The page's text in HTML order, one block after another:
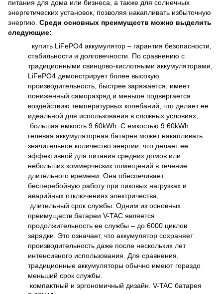
питания для дома или бизнеса, а также для солнечных
энергетических установок, позволяя накапливать избыточную
энергию. Среди основных преимуществ можно выделить
следующие:
купить LiFePO4 аккумулятор – гарантия безопасности,
стабильности и долговечности. По сравнению с
традиционными свинцово-кислотными аккумуляторами,
LiFePO4 демонстрирует более высокую
производительность, быстрее заряжается, имеет
пониженный саморазряд и меньше подвергается
воздействию температурных колебаний, что делает ее
идеальной для использования в сложных условиях;
большая емкость 9.60kWh. С емкостью 9.60kWh
гелевая аккумуляторная батарея может накапливать
значительное количество энергии, что делает ее
эффективной для питания средних домов или
небольших коммерческих помещений в течение
длительного времени. Она обеспечивает
бесперебойную работу при пиковых нагрузках и
аварийных отключениях электричества;
длительный срок службы. Одним из основных
преимуществ батареи V-TAC является
продолжительность ее службы – до 6000 циклов
зарядки. Это означает, что аккумулятор сохраняет
производительность даже после нескольких лет
интенсивного использования. Для сравнения,
традиционные аккумуляторы обычно имеют гораздо
меньший срок службы.
компактный и эргономичный дизайн. V-TAC батарея